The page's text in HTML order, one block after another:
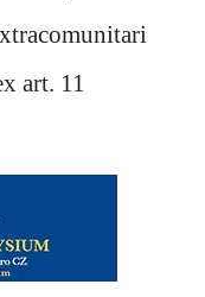
art. 11